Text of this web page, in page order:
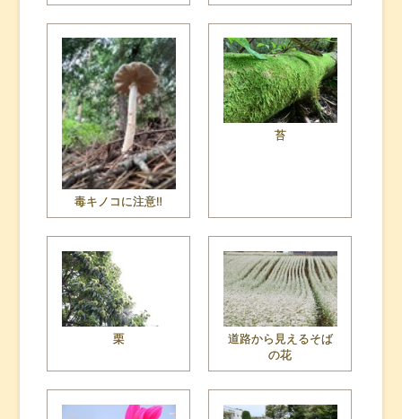
毒キノコに注意‼
苔
栗
道路から見えるそば
の花